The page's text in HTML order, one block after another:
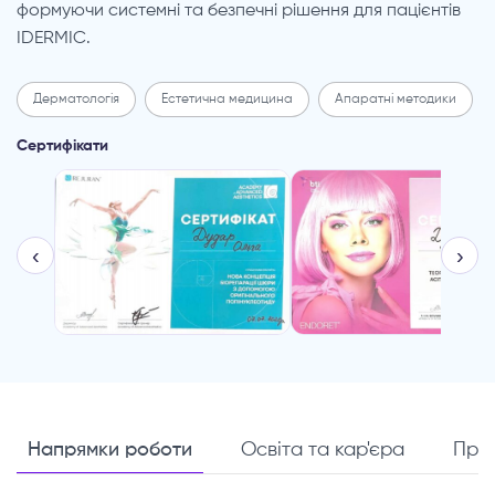
формуючи системні та безпечні рішення для пацієнтів
IDERMIC.
Дерматологія Естетична медицина Апаратні методики
Сертифікати
‹ ›
Напрямки роботи Освіта та кар'єра